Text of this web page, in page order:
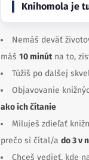
Knihomola je
Nemáš deväť
máš 10 minútna to,
Túžiš po ďalšej
Objavovanie
ako ich čítanie
Miluješ zdieľať
prečo si čítal/a do 3 v
Chceš vedieť, kde